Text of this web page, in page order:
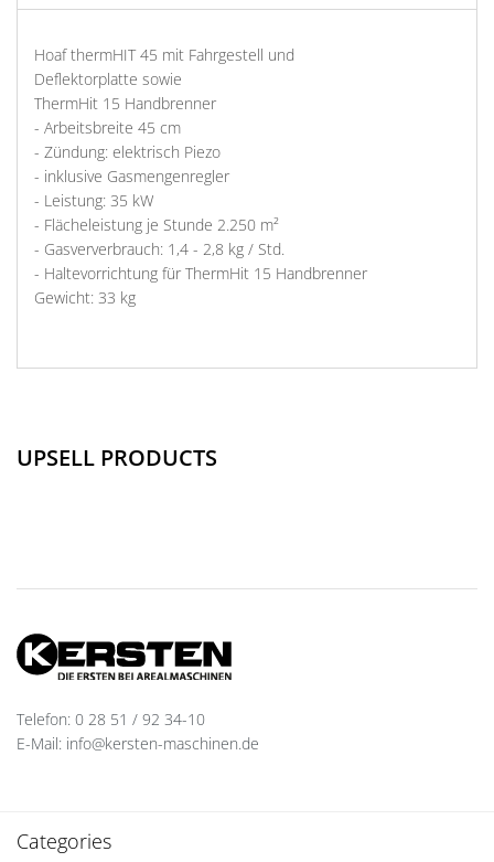
Hoaf thermHIT 45 mit Fahrgestell und
Deflektorplatte sowie
ThermHit 15 Handbrenner
- Arbeitsbreite 45 cm
- Zündung: elektrisch Piezo
- inklusive Gasmengenregler
- Leistung: 35 kW
- Flächeleistung je Stunde 2.250 m²
- Gasververbrauch: 1,4 - 2,8 kg / Std.
- Haltevorrichtung für ThermHit 15 Handbrenner
Gewicht: 33 kg
UPSELL PRODUCTS
Telefon: 0 28 51 / 92 34-10
E-Mail: info@kersten-maschinen.de
Categories